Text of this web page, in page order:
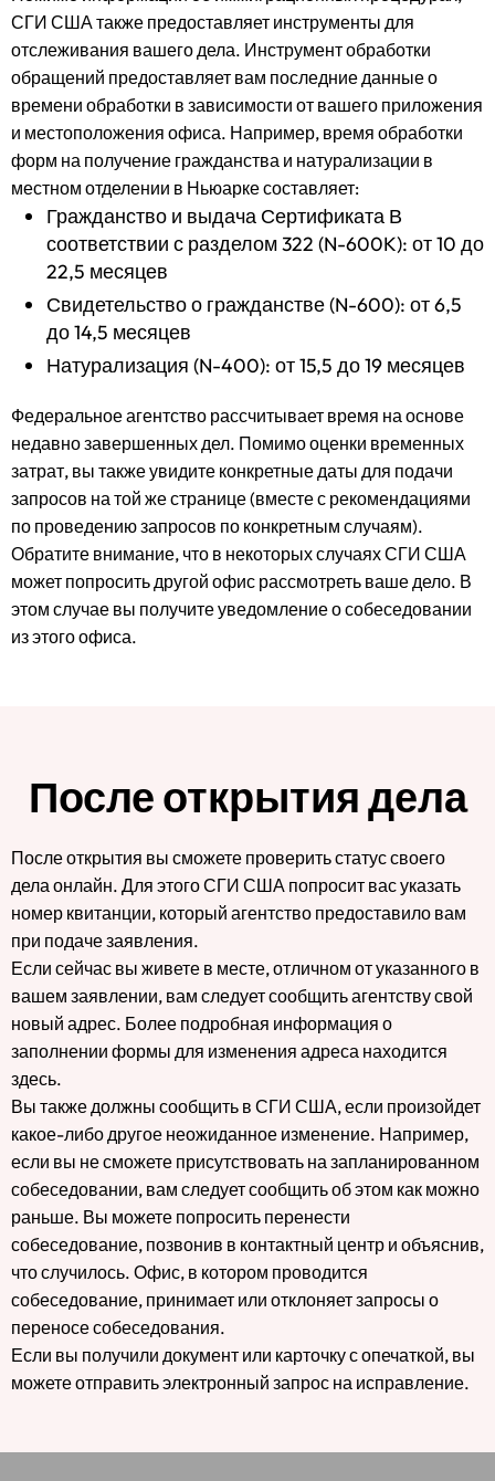
СГИ США также предоставляет инструменты для
отслеживания вашего дела. Инструмент обработки
обращений предоставляет вам последние данные о
времени обработки в зависимости от вашего приложения
и местоположения офиса. Например, время обработки
форм на получение гражданства и натурализации в
местном отделении в Ньюарке составляет:
Гражданство и выдача Сертификата В
соответствии с разделом 322 (N-600K): от 10 до
22,5 месяцев
Свидетельство о гражданстве (N-600): от 6,5
до 14,5 месяцев
Натурализация (N-400): от 15,5 до 19 месяцев
Федеральное агентство рассчитывает время на основе
недавно завершенных дел. Помимо оценки временных
затрат, вы также увидите конкретные даты для подачи
запросов на той же странице (вместе с рекомендациями
по проведению запросов по конкретным случаям).
Обратите внимание, что в некоторых случаях СГИ США
может попросить другой офис рассмотреть ваше дело. В
этом случае вы получите уведомление о собеседовании
из этого офиса.
После открытия дела
После открытия вы сможете проверить статус своего
дела онлайн. Для этого СГИ США попросит вас указать
номер квитанции, который агентство предоставило вам
при подаче заявления.
Если сейчас вы живете в месте, отличном от указанного в
вашем заявлении, вам следует сообщить агентству свой
новый адрес. Более подробная информация о
заполнении формы для изменения адреса находится
здесь.
Вы также должны сообщить в СГИ США, если произойдет
какое-либо другое неожиданное изменение. Например,
если вы не сможете присутствовать на запланированном
собеседовании, вам следует сообщить об этом как можно
раньше. Вы можете попросить перенести
собеседование, позвонив в контактный центр и объяснив,
что случилось. Офис, в котором проводится
собеседование, принимает или отклоняет запросы о
переносе собеседования.
Если вы получили документ или карточку с опечаткой, вы
можете отправить электронный запрос на исправление.